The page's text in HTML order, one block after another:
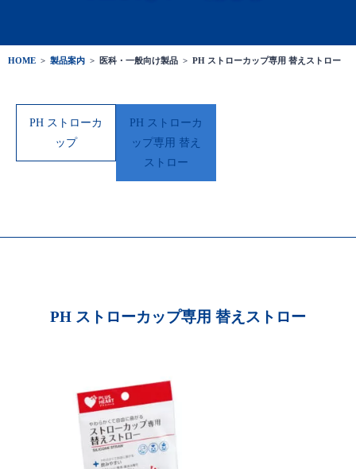
HOME > 製品案内 > 医科・一般向け製品 > PH ストローカップ専用 替えストロー
PH ストローカ
ップ
PH ストローカ
ップ専用 替え
ストロー
PH ストローカップ専用 替えストロー